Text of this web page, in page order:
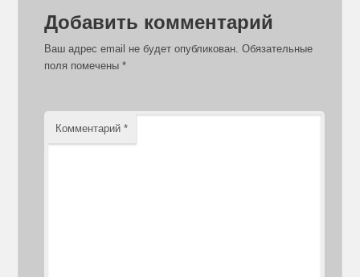
Добавить комментарий
Ваш адрес email не будет опубликован. Обязательные
поля помечены*
Комментарий*